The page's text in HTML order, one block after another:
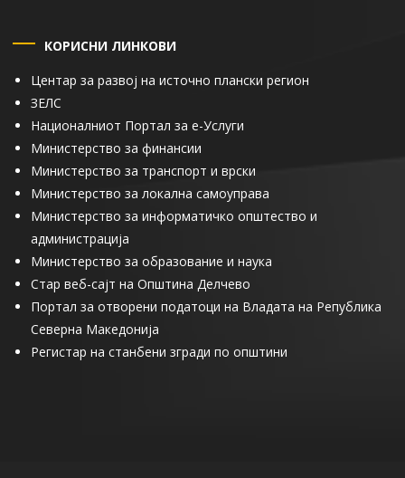
КОРИСНИ ЛИНКОВИ
Центар за развој на источно плански регион
ЗЕЛС
Националниот Портал за е-Услуги
Министерство за финансии
Министерство за транспорт и врски
Министерство за локална самоуправа
Министерство за информатичко општество и
администрација
Министерство за образование и наука
Стар веб-сајт на Општина Делчево
Портал за отворени податоци на Владата на Република
Северна Македонија
Регистар на станбени згради по општини